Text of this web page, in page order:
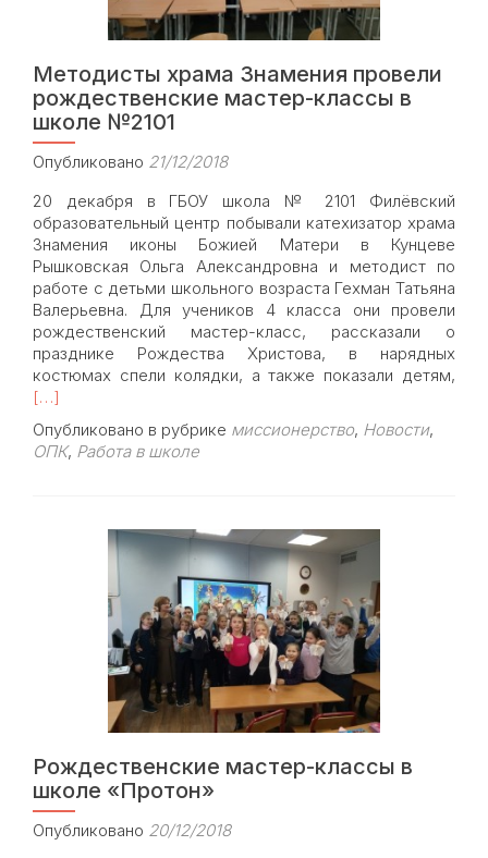
Методисты храма Знамения провели
рождественские мастер-классы в
школе №2101
Опубликовано 21/12/2018
20 декабря в ГБОУ школа № 2101 Филёвский
образовательный центр побывали катехизатор храма
Знамения иконы Божией Матери в Кунцеве
Рышковская Ольга Александровна и методист по
работе с детьми школьного возраста Гехман Татьяна
Валерьевна. Для учеников 4 класса они провели
рождественский мастер-класс, рассказали о
празднике Рождества Христова, в нарядных
костюмах спели колядки, а также показали детям,
[…]
Опубликовано в рубрике миссионерство, Новости,
ОПК, Работа в школе
Рождественские мастер-классы в
школе «Протон»
Опубликовано 20/12/2018